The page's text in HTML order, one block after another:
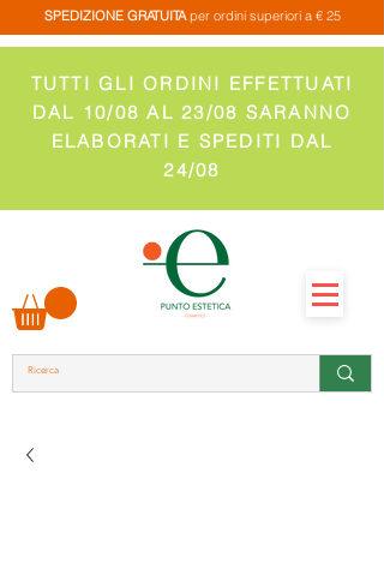
SPEDIZIONE GRATUITAper ordini superiori a € 25
TUTTI GLI ORDINI EFFETTUATI
DAL 10/08 AL 23/08 SARANNO
ELABORATI E SPEDITI DAL
24/08